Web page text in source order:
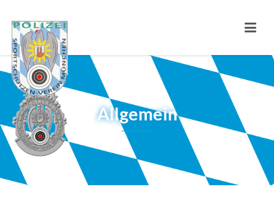
Allgemein